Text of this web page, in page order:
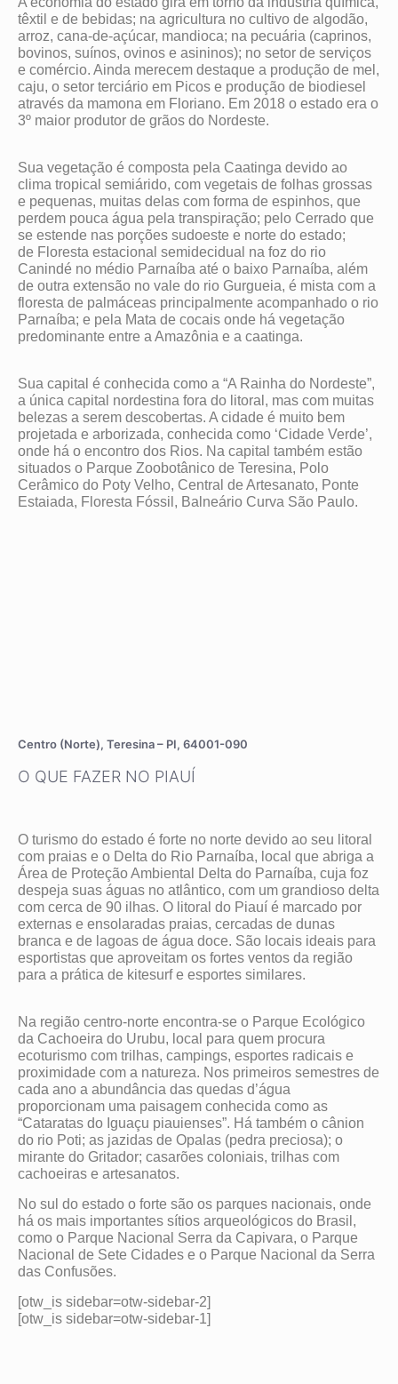
têxtil e de bebidas; na agricultura no cultivo de algodão,
arroz, cana-de-açúcar, mandioca; na pecuária (caprinos,
bovinos, suínos, ovinos e asininos); no setor de serviços
e comércio. Ainda merecem destaque a produção de mel,
caju, o setor terciário em Picos e produção de biodiesel
através da mamona em Floriano. Em 2018 o estado era o
3º maior produtor de grãos do Nordeste.
Sua vegetação é composta pela Caatinga devido ao
clima tropical semiárido, com vegetais de folhas grossas
e pequenas, muitas delas com forma de espinhos, que
perdem pouca água pela transpiração; pelo Cerrado que
se estende nas porções sudoeste e norte do estado;
de Floresta estacional semidecidual na foz do rio
Canindé no médio Parnaíba até o baixo Parnaíba, além
de outra extensão no vale do rio Gurgueia, é mista com a
floresta de palmáceas principalmente acompanhado o rio
Parnaíba; e pela Mata de cocais onde há vegetação
predominante entre a Amazônia e a caatinga.
Sua capital é conhecida como a “A Rainha do Nordeste”,
a única capital nordestina fora do litoral, mas com muitas
belezas a serem descobertas. A cidade é muito bem
projetada e arborizada, conhecida como ‘Cidade Verde’,
onde há o encontro dos Rios. Na capital também estão
situados o Parque Zoobotânico de Teresina, Polo
Cerâmico do Poty Velho, Central de Artesanato, Ponte
Estaiada, Floresta Fóssil, Balneário Curva São Paulo.
Centro (Norte), Teresina – PI, 64001-090
O QUE FAZER NO PIAUÍ
O turismo do estado é forte no norte devido ao seu litoral
com praias e o Delta do Rio Parnaíba, local que abriga a
Área de Proteção Ambiental Delta do Parnaíba, cuja foz
despeja suas águas no atlântico, com um grandioso delta
com cerca de 90 ilhas. O litoral do Piauí é marcado por
externas e ensolaradas praias, cercadas de dunas
branca e de lagoas de água doce. São locais ideais para
esportistas que aproveitam os fortes ventos da região
para a prática de kitesurf e esportes similares.
Na região centro-norte encontra-se o Parque Ecológico
da Cachoeira do Urubu, local para quem procura
ecoturismo com trilhas, campings, esportes radicais e
proximidade com a natureza. Nos primeiros semestres de
cada ano a abundância das quedas d’água
proporcionam uma paisagem conhecida como as
“Cataratas do Iguaçu piauienses”. Há também o cânion
do rio Poti; as jazidas de Opalas (pedra preciosa); o
mirante do Gritador; casarões coloniais, trilhas com
cachoeiras e artesanatos.
No sul do estado o forte são os parques nacionais, onde
há os mais importantes sítios arqueológicos do Brasil,
como o Parque Nacional Serra da Capivara, o Parque
Nacional de Sete Cidades e o Parque Nacional da Serra
das Confusões.
[otw_is sidebar=otw-sidebar-2]
[otw_is sidebar=otw-sidebar-1]